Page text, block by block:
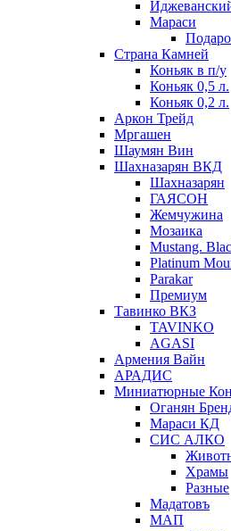
Мараси
Страна Камней
Коньяк в п/у
Коньяк 0,5 л.
Коньяк 0,2 л.
Аркон Трейд
Мргашен
Шаумян Вин
Шахназарян ВКД
Шахназарян
ГАЯСОН
Жемчужина
Мозаика
Mustang.
Platinum
Parakar
Премиум
Тавинко ВКЗ
TAVINKO
AGASI
Армения Вайн
АРАДИС
Миниатюрные
Оганян
Мараси КД
СИС АЛКО
Храмы
Разные
Мадатовъ
МАП